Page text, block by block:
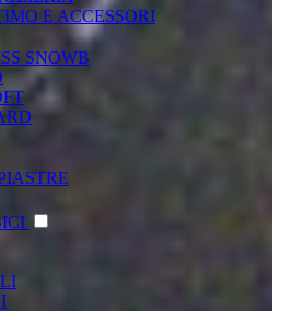
E ACCESSORI
SNOWB